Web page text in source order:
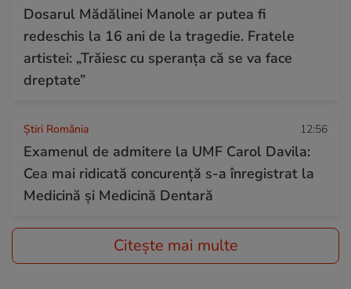
Dosarul Mădălinei Manole ar putea fi
redeschis la 16 ani de la tragedie. Fratele
artistei: „Trăiesc cu speranța că se va face
dreptate”
Știri România 12:56
Examenul de admitere la UMF Carol Davila:
Cea mai ridicată concurenţă s-a înregistrat la
Medicină și Medicină Dentară
Citește mai multe